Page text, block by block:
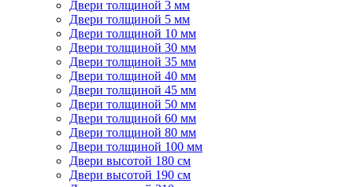
Двери толщиной 3 мм
Двери толщиной 5 мм
Двери толщиной 10 мм
Двери толщиной 30 мм
Двери толщиной 35 мм
Двери толщиной 40 мм
Двери толщиной 45 мм
Двери толщиной 50 мм
Двери толщиной 60 мм
Двери толщиной 80 мм
Двери толщиной 100 мм
Двери высотой 180 см
Двери высотой 190 см